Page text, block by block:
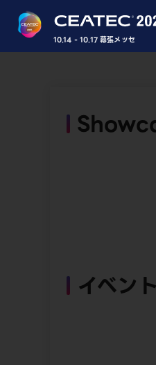
10.14 - 10.17 幕張メッセ
イベン